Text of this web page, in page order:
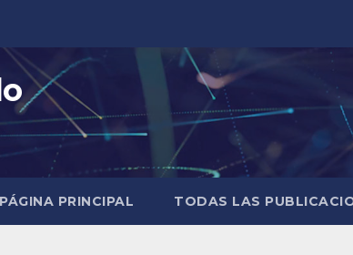
PÁGINA PRINCIPAL TODAS LAS